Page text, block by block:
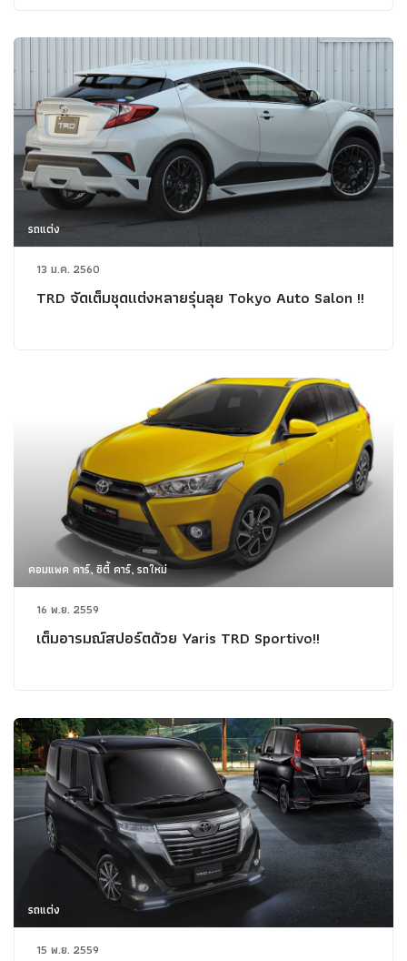
รถแต่ง
13 ม.ค. 2560
TRD จัดเต็มชุดแต่งหลายรุ่นลุย Tokyo Auto Salon !!
คอมแพค คาร์, ซิตี้ คาร์, รถใหม่
16 พ.ย. 2559
เต็มอารมณ์สปอร์ตด้วย Yaris TRD Sportivo!!
รถแต่ง
15 พ.ย. 2559